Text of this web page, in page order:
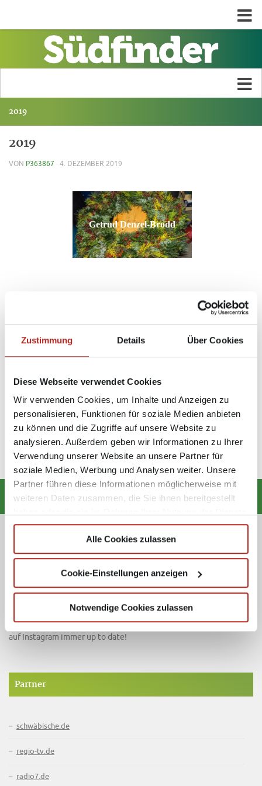
Zustimmung Details Über Cookies
Diese Webseite verwendet Cookies
Wir verwenden Cookies, um Inhalte und Anzeigen zu
personalisieren, Funktionen für soziale Medien anbieten
zu können und die Zugriffe auf unsere Website zu
analysieren. Außerdem geben wir Informationen zu Ihrer
Verwendung unserer Website an unsere Partner für
soziale Medien, Werbung und Analysen weiter. Unsere
Partner führen diese Informationen möglicherweise mit
weiteren Daten zusammen, die Sie ihnen bereitgestellt
gesammelt haben.
Alle Cookies zulassen
Cookie-Einstellungen anzeigen
Notwendige Cookies zulassen
2019
2019
VON P363867 · 4. DEZEMBER 2019
Getrud Denzel-Brodd
Geschützt: Möbel Inhofer
KW24
5. JUNI 2019
Wunderbar Schlafen
8. OKTOBER 2020
Werde Fan und bleibe mit der Südfinder Facebook-Seite und auch
auf Instagram immer up to date!
Partner
schwäbische.de
regio-tv.de
radio7.de